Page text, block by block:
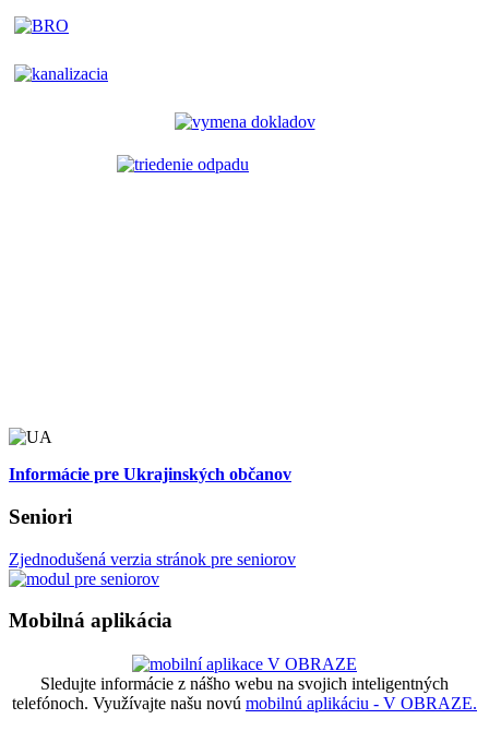
Informácie pre Ukrajinských občanov
Seniori
Zjednodušená verzia stránok pre seniorov
Mobilná aplikácia
Sledujte informácie z nášho webu na svojich inteligentných
telefónoch. Využívajte našu novú mobilnú aplikáciu - V OBRAZE.